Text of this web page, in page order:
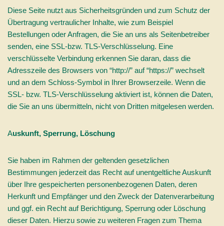
Diese Seite nutzt aus Sicherheitsgründen und zum Schutz der
Übertragung vertraulicher Inhalte, wie zum Beispiel
Bestellungen oder Anfragen, die Sie an uns als Seitenbetreiber
senden, eine SSL-bzw. TLS-Verschlüsselung. Eine
verschlüsselte Verbindung erkennen Sie daran, dass die
Adresszeile des Browsers von “http://” auf “https://” wechselt
und an dem Schloss-Symbol in Ihrer Browserzeile. Wenn die
SSL- bzw. TLS-Verschlüsselung aktiviert ist, können die Daten,
die Sie an uns übermitteln, nicht von Dritten mitgelesen werden.
Auskunft, Sperrung, Löschung
Sie haben im Rahmen der geltenden gesetzlichen
Bestimmungen jederzeit das Recht auf unentgeltliche Auskunft
über Ihre gespeicherten personenbezogenen Daten, deren
Herkunft und Empfänger und den Zweck der Datenverarbeitung
und ggf. ein Recht auf Berichtigung, Sperrung oder Löschung
dieser Daten. Hierzu sowie zu weiteren Fragen zum Thema